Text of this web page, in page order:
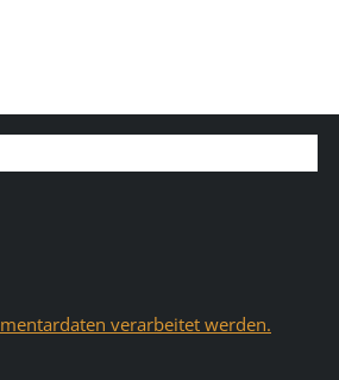
verarbeitet werden.